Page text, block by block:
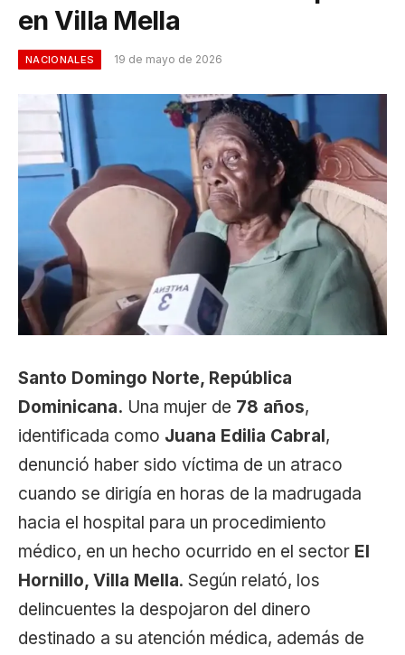
en Villa Mella
NACIONALES 19 de mayo de 2026
Santo Domingo Norte, República
Dominicana. Una mujer de 78 años,
identificada como Juana Edilia Cabral,
denunció haber sido víctima de un atraco
cuando se dirigía en horas de la madrugada
hacia el hospital para un procedimiento
médico, en un hecho ocurrido en el sector El
Hornillo, Villa Mella. Según relató, los
delincuentes la despojaron del dinero
destinado a su atención médica, además de